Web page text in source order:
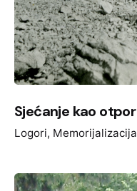
Sjećanje kao otpor
Logori Memorijalizacija